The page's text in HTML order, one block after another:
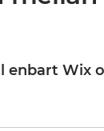
Wix